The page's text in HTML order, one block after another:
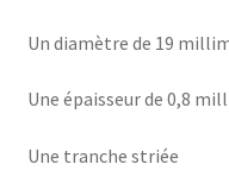
Un diamètre de 19
Une épaisseur de 0,8
Une tranche striée